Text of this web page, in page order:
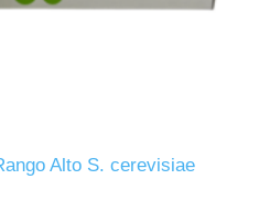
Alto S. cerevisiae